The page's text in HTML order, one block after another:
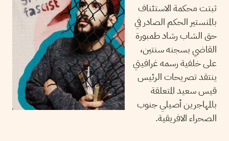
ثبتت محكمة الاستئناف
بالمنستير الحكم الصادر في
حق الشاب رشاد طمبورة
القاضي بسجنه سنتين،
على خلفية رسمه غرافيتي
ينتقد تصريحات الرئيس
قيس سعيد المتعلقة
بالمهاجرين أصيلي جنوب
الصحراء الافريقية.